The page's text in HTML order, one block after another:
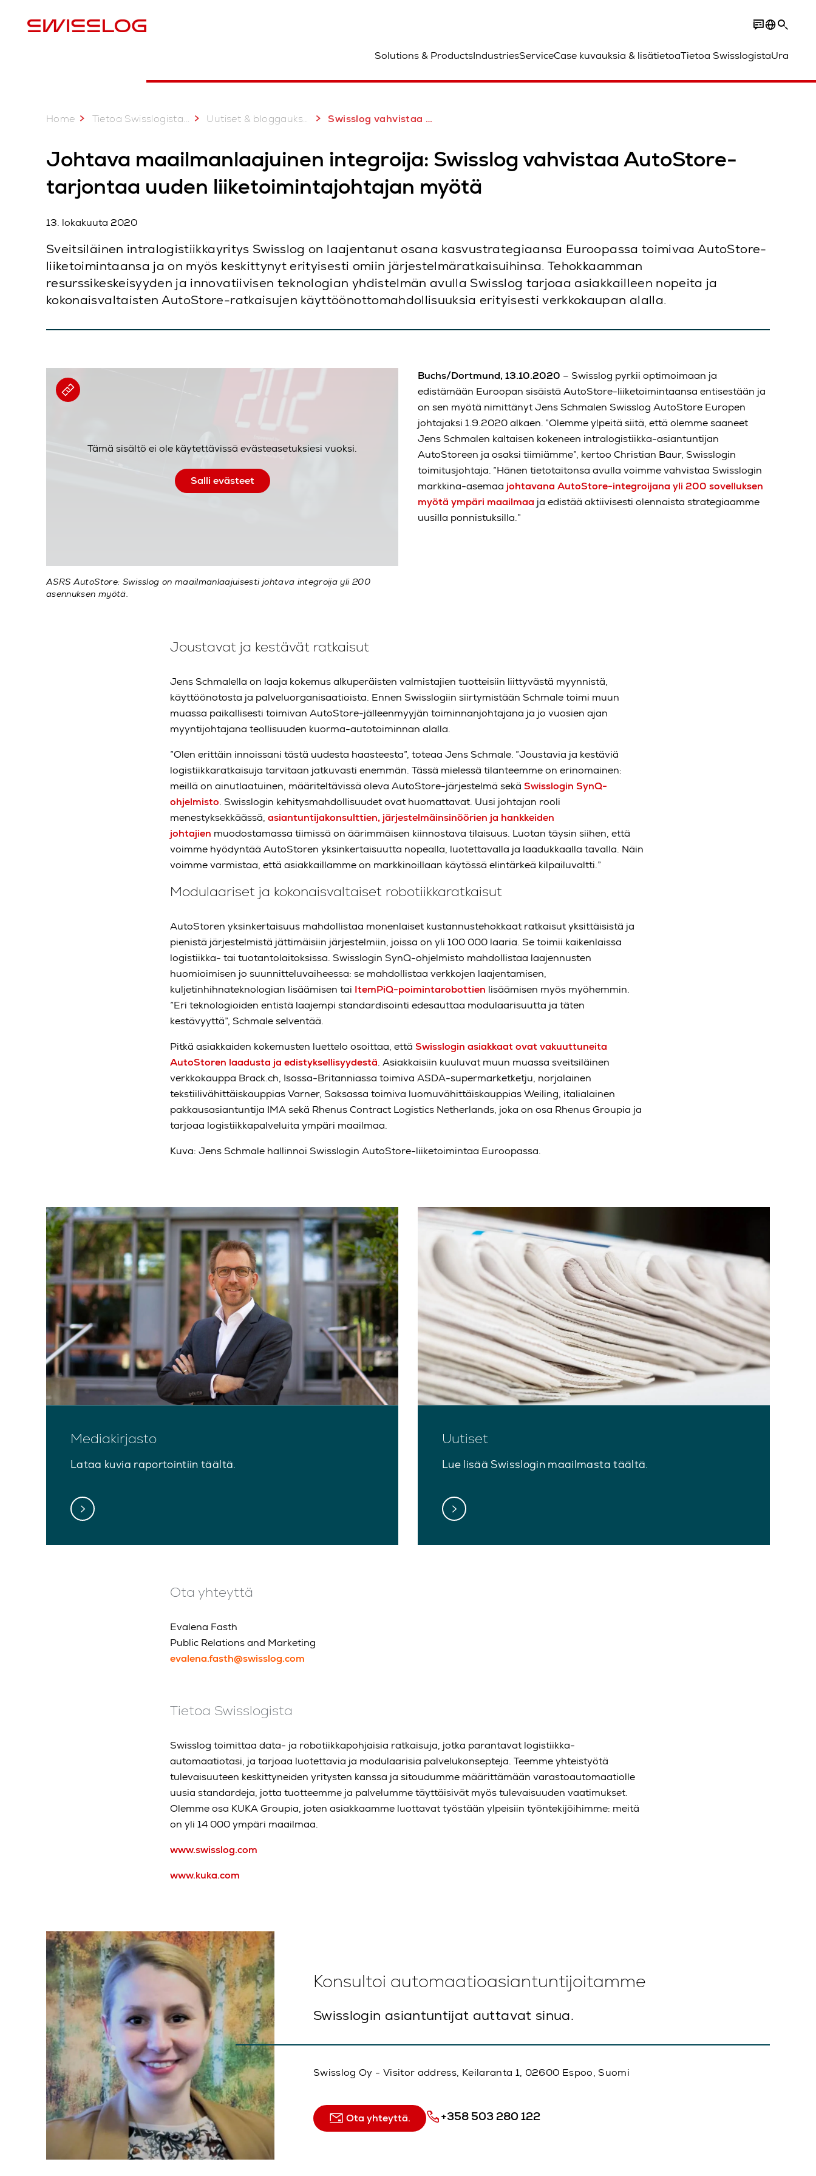
Solutions & ProductsIndustriesServiceCase kuvauksia & lisätietoaTietoa SwisslogistaUra
Home Tietoa Swisslogista... Uutiset & bloggaukset Swisslog vahvistaa AutoStore-tarjontaa
Johtava maailmanlaajuinen integroija: Swisslog vahvistaa AutoStore-
tarjontaa uuden liiketoimintajohtajan myötä
13. lokakuuta 2020
Sveitsiläinen intralogistiikkayritys Swisslog on laajentanut osana kasvustrategiaansa Euroopassa toimivaa AutoStore-
liiketoimintaansa ja on myös keskittynyt erityisesti omiin järjestelmäratkaisuihinsa. Tehokkaamman
resurssikeskeisyyden ja innovatiivisen teknologian yhdistelmän avulla Swisslog tarjoaa asiakkailleen nopeita ja
kokonaisvaltaisten AutoStore-ratkaisujen käyttöönottomahdollisuuksia erityisesti verkkokaupan alalla.
Tämä sisältö ei ole käytettävissä evästeasetuksiesi vuoksi.
Salli evästeet
ASRS AutoStore: Swisslog on maailmanlaajuisesti johtava integroija yli 200
asennuksen myötä.
Buchs/Dortmund, 13.10.2020 – Swisslog pyrkii optimoimaan ja
edistämään Euroopan sisäistä AutoStore-liiketoimintaansa entisestään ja
on sen myötä nimittänyt Jens Schmalen Swisslog AutoStore Europen
johtajaksi 1.9.2020 alkaen. ”Olemme ylpeitä siitä, että olemme saaneet
Jens Schmalen kaltaisen kokeneen intralogistiikka-asiantuntijan
AutoStoreen ja osaksi tiimiämme”, kertoo Christian Baur, Swisslogin
toimitusjohtaja. ”Hänen tietotaitonsa avulla voimme vahvistaa Swisslogin
markkina-asemaa johtavana AutoStore-integroijana yli 200 sovelluksen
myötä ympäri maailmaa ja edistää aktiivisesti olennaista strategiaamme
uusilla ponnistuksilla.”
Joustavat ja kestävät ratkaisut
Jens Schmalella on laaja kokemus alkuperäisten valmistajien tuotteisiin liittyvästä myynnistä,
käyttöönotosta ja palveluorganisaatioista. Ennen Swisslogiin siirtymistään Schmale toimi muun
muassa paikallisesti toimivan AutoStore-jälleenmyyjän toiminnanjohtajana ja jo vuosien ajan
myyntijohtajana teollisuuden kuorma-autotoiminnan alalla.
”Olen erittäin innoissani tästä uudesta haasteesta”, toteaa Jens Schmale. ”Joustavia ja kestäviä
logistiikkaratkaisuja tarvitaan jatkuvasti enemmän. Tässä mielessä tilanteemme on erinomainen:
meillä on ainutlaatuinen, määriteltävissä oleva AutoStore-järjestelmä sekä Swisslogin SynQ-
ohjelmisto. Swisslogin kehitysmahdollisuudet ovat huomattavat. Uusi johtajan rooli
menestyksekkäässä, asiantuntijakonsulttien, järjestelmäinsinöörien ja hankkeiden
johtajien muodostamassa tiimissä on äärimmäisen kiinnostava tilaisuus. Luotan täysin siihen, että
voimme hyödyntää AutoStoren yksinkertaisuutta nopealla, luotettavalla ja laadukkaalla tavalla. Näin
voimme varmistaa, että asiakkaillamme on markkinoillaan käytössä elintärkeä kilpailuvaltti.”
Modulaariset ja kokonaisvaltaiset robotiikkaratkaisut
AutoStoren yksinkertaisuus mahdollistaa monenlaiset kustannustehokkaat ratkaisut yksittäisistä ja
pienistä järjestelmistä jättimäisiin järjestelmiin, joissa on yli 100 000 laaria. Se toimii kaikenlaissa
logistiikka- tai tuotantolaitoksissa. Swisslogin SynQ-ohjelmisto mahdollistaa laajennusten
huomioimisen jo suunnitteluvaiheessa: se mahdollistaa verkkojen laajentamisen,
kuljetinhihnateknologian lisäämisen tai ItemPiQ-poimintarobottien lisäämisen myös myöhemmin.
”Eri teknologioiden entistä laajempi standardisointi edesauttaa modulaarisuutta ja täten
kestävyyttä”, Schmale selventää.
Pitkä asiakkaiden kokemusten luettelo osoittaa, että Swisslogin asiakkaat ovat vakuuttuneita
AutoStoren laadusta ja edistyksellisyydestä. Asiakkaisiin kuuluvat muun muassa sveitsiläinen
verkkokauppa Brack.ch, Isossa-Britanniassa toimiva ASDA-supermarketketju, norjalainen
tekstiilivähittäiskauppias Varner, Saksassa toimiva luomuvähittäiskauppias Weiling, italialainen
pakkausasiantuntija IMA sekä Rhenus Contract Logistics Netherlands, joka on osa Rhenus Groupia ja
tarjoaa logistiikkapalveluita ympäri maailmaa.
Kuva: Jens Schmale hallinnoi Swisslogin AutoStore-liiketoimintaa Euroopassa.
Mediakirjasto
Lataa kuvia raportointiin täältä.
Uutiset
Lue lisää Swisslogin maailmasta täältä.
Ota yhteyttä
Evalena Fasth
Public Relations and Marketing
evalena.fasth@swisslog.com
Tietoa Swisslogista
Swisslog toimittaa data- ja robotiikkapohjaisia ratkaisuja, jotka parantavat logistiikka-
automaatiotasi, ja tarjoaa luotettavia ja modulaarisia palvelukonsepteja. Teemme yhteistyötä
tulevaisuuteen keskittyneiden yritysten kanssa ja sitoudumme määrittämään varastoautomaatiolle
uusia standardeja, jotta tuotteemme ja palvelumme täyttäisivät myös tulevaisuuden vaatimukset.
Olemme osa KUKA Groupia, joten asiakkaamme luottavat työstään ylpeisiin työntekijöihimme: meitä
on yli 14 000 ympäri maailmaa.
www.swisslog.com
www.kuka.com
Konsultoi automaatioasiantuntijoitamme
Swisslogin asiantuntijat auttavat sinua.
Swisslog Oy - Visitor address, Keilaranta 1, 02600 Espoo, Suomi
Ota yhteyttä. +358 503 280 122